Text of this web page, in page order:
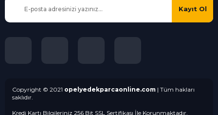
Kayıt Ol
Copyright © 2021 opelyedekparcaonline.com | Tüm hakları
saklıdır.
Kredi Kartı Bilgileriniz 256 Bit SSL Sertifikası İle Korunmaktadır.